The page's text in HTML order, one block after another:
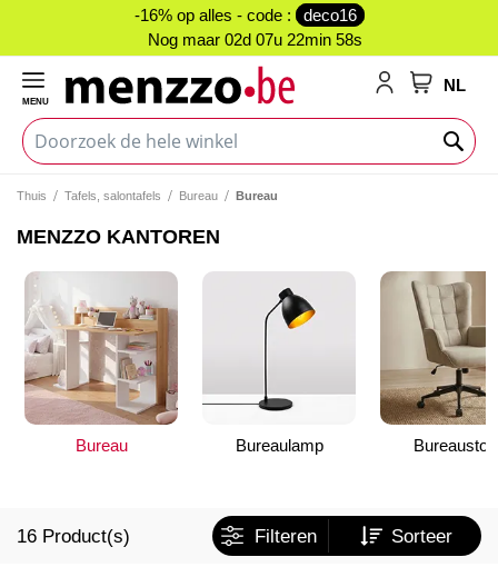
-16% op alles - code :
deco16
Nog maar 02d 07u 22min 57s
NL
MENU
Thuis Tafels, salontafels Bureau Bureau
MENZZO KANTOREN
Bureau Bureaulamp
16 Product(s) Filteren Sorteer